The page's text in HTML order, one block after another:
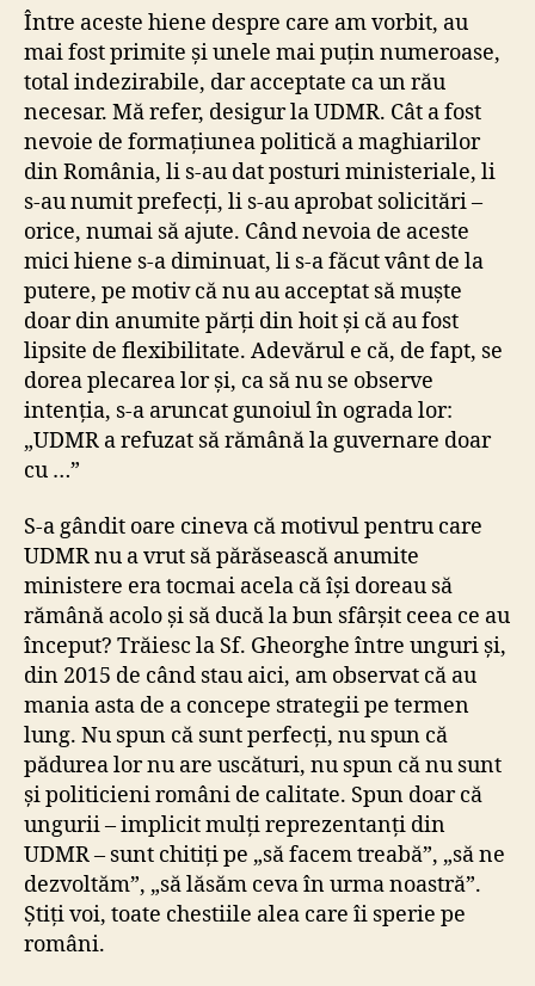
Între aceste hiene despre care am vorbit, au
mai fost primite și unele mai puțin numeroase,
total indezirabile, dar acceptate ca un rău
necesar. Mă refer, desigur la UDMR. Cât a fost
nevoie de formațiunea politică a maghiarilor
din România, li s-au dat posturi ministeriale, li
s-au numit prefecți, li s-au aprobat solicitări –
orice, numai să ajute. Când nevoia de aceste
mici hiene s-a diminuat, li s-a făcut vânt de la
putere, pe motiv că nu au acceptat să muște
doar din anumite părți din hoit și că au fost
lipsite de flexibilitate. Adevărul e că, de fapt, se
dorea plecarea lor și, ca să nu se observe
intenția, s-a aruncat gunoiul în ograda lor:
„UDMR a refuzat să rămână la guvernare doar
cu …”
S-a gândit oare cineva că motivul pentru care
UDMR nu a vrut să părăsească anumite
ministere era tocmai acela că își doreau să
rămână acolo și să ducă la bun sfârșit ceea ce au
început? Trăiesc la Sf. Gheorghe între unguri și,
din 2015 de când stau aici, am observat că au
mania asta de a concepe strategii pe termen
lung. Nu spun că sunt perfecți, nu spun că
pădurea lor nu are uscături, nu spun că nu sunt
și politicieni români de calitate. Spun doar că
ungurii – implicit mulți reprezentanți din
UDMR – sunt chitiți pe „să facem treabă”, „să ne
dezvoltăm”, „să lăsăm ceva în urma noastră”.
Știți voi, toate chestiile alea care îi sperie pe
români.